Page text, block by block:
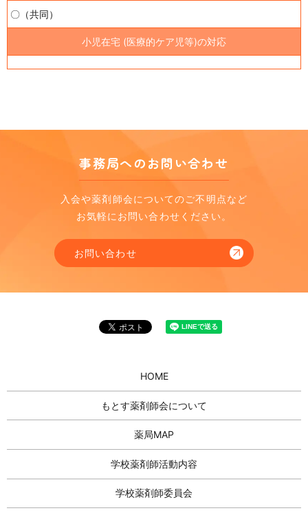
〇（共同）
小児在宅 (医療的ケア児等)の対応
事務局へのお問い合わせ
入会や薬剤師会についてのご不明点など
お気軽にお問い合わせください。
お問い合わせ
HOME
もとす薬剤師会について
薬局MAP
学校薬剤師活動内容
学校薬剤師委員会